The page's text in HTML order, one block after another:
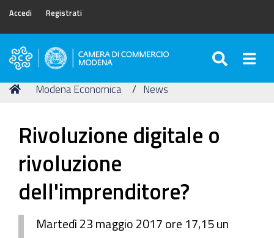
Accedi Registrati
Camera
Commercio
Tu
Home
Modena Economica News
Rivoluzione digitale o
rivoluzione
dell'imprenditore?
Martedì 23 maggio 2017 ore 17,15 un